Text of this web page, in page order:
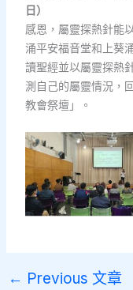
日）
感恩，屬靈探熱針能
涌平安福音堂和上葵
讀聖經並以屬靈探熱
測自己的屬靈情況，
教會祭壇」。
← Previous 文章